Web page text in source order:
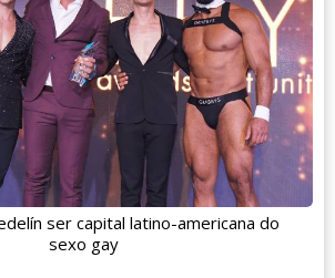
ser capital latino-americana do
sexo gay